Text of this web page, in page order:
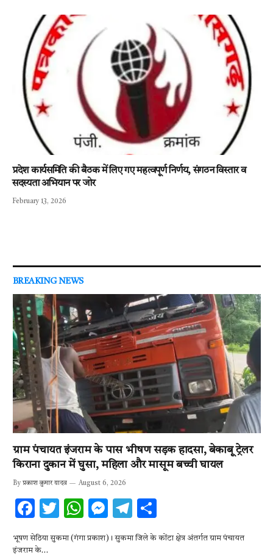
प्रदेश कार्यसमिति की बैठक में लिए गए महत्वपूर्ण निर्णय, संगठन विस्तार व
सदस्यता अभियान पर जोर
February 13, 2026
BREAKING NEWS
ग्राम पंचायत इंजराम के पास भीषण सड़क हादसा, बेकाबू ट्रेलर
किराना दुकान में घुसा, महिला और मासूम बच्ची घायल
By प्रकाश कुमार यादव August 6, 2026
F
e
T
W
M
se
T
el
h
भूषण सेठिया सुकमा (गंगा प्रकाश)। सुकमा जिले के कोंटा क्षेत्र अंतर्गत ग्राम पंचायत
इंजराम के…